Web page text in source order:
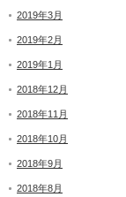
2019年3月
2019年2月
2019年1月
2018年12月
2018年11月
2018年10月
2018年9月
2018年8月